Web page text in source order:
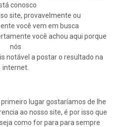
conosco
site, provavelmente ou
você vem em busca
você achou aqui porque
nós
notável a postar o resultado na
internet.
lugar gostaríamos de lhe
ao nosso site, é por isso que
como for para para sempre